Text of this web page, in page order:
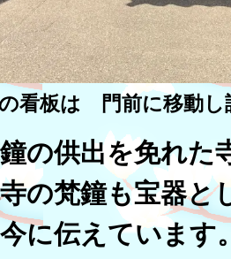
看板は 門前に移動し
の供出を免れた
の梵鐘も宝器と
に伝えています